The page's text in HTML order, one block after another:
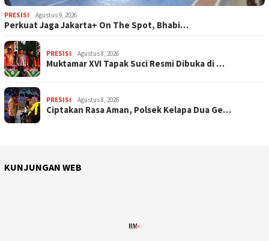
PRESISI Agustus 9, 2026
Perkuat Jaga Jakarta+ On The Spot, Bhabi…
PRESISI Agustus 8, 2026
Muktamar XVI Tapak Suci Resmi Dibuka di …
PRESISI Agustus 8, 2026
Ciptakan Rasa Aman, Polsek Kelapa Dua Ge…
KUNJUNGAN WEB